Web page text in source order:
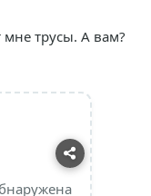
трусы. А вам?